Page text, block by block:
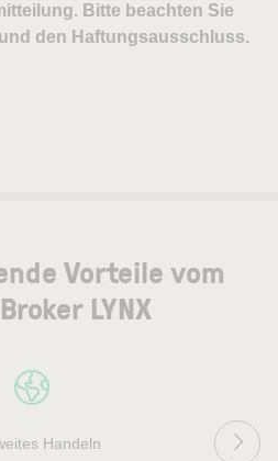
Vorteile vom
LYNX
Handeln